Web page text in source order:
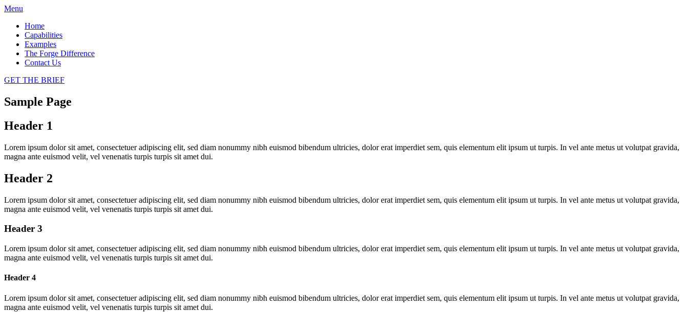
Menu
Home
Capabilities
Examples
The Forge Difference
Contact Us
GET THE BRIEF
Sample Page
Header 1
Lorem ipsum dolor sit amet, consectetuer adipiscing elit, sed diam nonummy nibh euismod bibendum ultricies, dolor erat imperdiet sem, quis elementum elit ipsum ut turpis. In vel ante metus ut volutpat gravida,
magna ante euismod velit, vel venenatis turpis turpis sit amet dui.
Header 2
Lorem ipsum dolor sit amet, consectetuer adipiscing elit, sed diam nonummy nibh euismod bibendum ultricies, dolor erat imperdiet sem, quis elementum elit ipsum ut turpis. In vel ante metus ut volutpat gravida,
magna ante euismod velit, vel venenatis turpis turpis sit amet dui.
Header 3
Lorem ipsum dolor sit amet, consectetuer adipiscing elit, sed diam nonummy nibh euismod bibendum ultricies, dolor erat imperdiet sem, quis elementum elit ipsum ut turpis. In vel ante metus ut volutpat gravida,
magna ante euismod velit, vel venenatis turpis turpis sit amet dui.
Header 4
Lorem ipsum dolor sit amet, consectetuer adipiscing elit, sed diam nonummy nibh euismod bibendum ultricies, dolor erat imperdiet sem, quis elementum elit ipsum ut turpis. In vel ante metus ut volutpat gravida,
magna ante euismod velit, vel venenatis turpis turpis sit amet dui.